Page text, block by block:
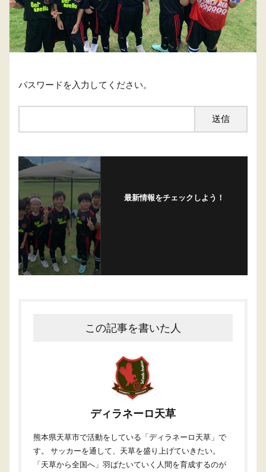
パスワードを入力してください。
最新情報をチェックしよう！
この記事を書いた人
ディラネーロ天草
熊本県天草市で活動をしている「ディラネーロ天草」で
す。 サッカーを通して、天草を盛り上げていきたい。
「天草から全国へ」羽ばたいていく人間を育成するのが